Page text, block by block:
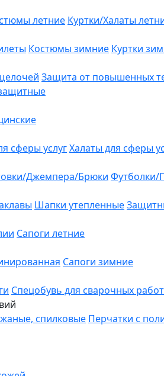
летние Куртки/Халаты
Костюмы зимние Куртки
Защита от повышенных
сферы услугХалаты для сферы
Джемпера/Брюки Футболки/
Шапки утепленные
Сапоги летние
Сапоги зимние
Спецобувь для сварочных работ
спилковые Перчатки с